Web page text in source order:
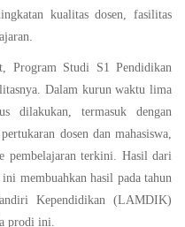
kualitas dosen, fasilitas
Program Studi S1 Pendidikan
Dalam kurun waktu lima
dilakukan, termasuk dengan
dosen dan mahasiswa,
pembelajaran terkini. Hasil dari
membuahkan hasil pada tahun
Kependidikan (LAMDIK)
prodi ini.